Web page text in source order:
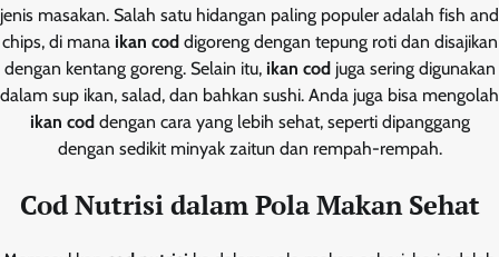
jenis masakan. Salah satu hidangan paling populer adalah fish and
chips, di mana ikan cod digoreng dengan tepung roti dan disajikan
dengan kentang goreng. Selain itu, ikan cod juga sering digunakan
dalam sup ikan, salad, dan bahkan sushi. Anda juga bisa mengolah
ikan cod dengan cara yang lebih sehat, seperti dipanggang
dengan sedikit minyak zaitun dan rempah-rempah.
Cod Nutrisi dalam Pola Makan Sehat